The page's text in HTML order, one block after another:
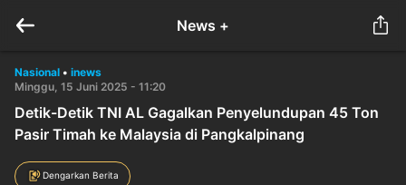
News +
Nasional • inews
Minggu, 15 Juni 2025 - 11:20
Detik-Detik TNI AL Gagalkan Penyelundupan 45 Ton
Pasir Timah ke Malaysia di Pangkalpinang
Dengarkan Berita